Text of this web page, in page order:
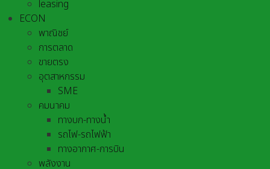
leasing
ECON
พาณิชย์
การตลาด
ขายตรง
อุตสาหกรรม
SME
คมนาคม
ทางบก-ทางน้ำ
รถไฟ-รถไฟฟ้า
ทางอากาศ-การบิน
พลังงาน